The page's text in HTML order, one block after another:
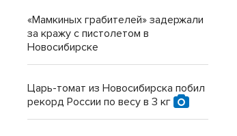
«Мамкиных грабителей» задержали
за кражу с пистолетом в
Новосибирске
Царь-томат из Новосибирска побил
рекорд России по весу в 3 кг